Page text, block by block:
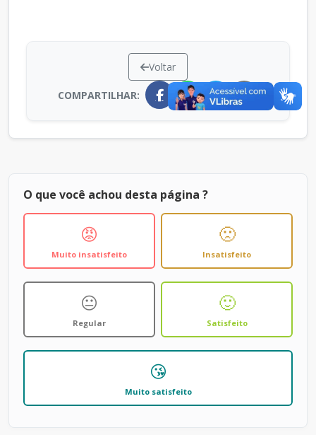
Voltar
COMPARTILHAR:
O que você achou desta página ?
😡
Muito insatisfeito
🙁
Insatisfeito
😐
Regular
🙂
Satisfeito
😘
Muito satisfeito